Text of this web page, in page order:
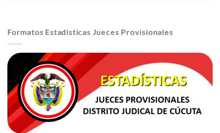
Formatos Estadísticas Jueces Provisionales